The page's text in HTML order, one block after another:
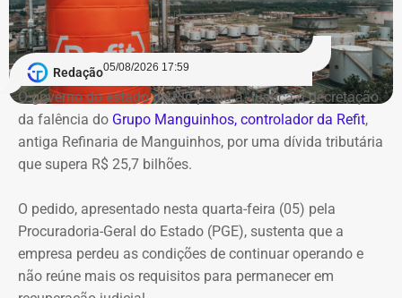
Redação05/08/2026 17:59
O governo do estado do Rio pediu à Justiça a decretação
da falência do Grupo Manguinhos, controlador da Refit,
antiga Refinaria de Manguinhos, por uma dívida tributária
que supera R$ 25,7 bilhões.
O pedido, apresentado nesta quarta-feira (05) pela
Procuradoria-Geral do Estado (PGE), sustenta que a
empresa perdeu as condições de continuar operando e
não reúne mais os requisitos para permanecer em